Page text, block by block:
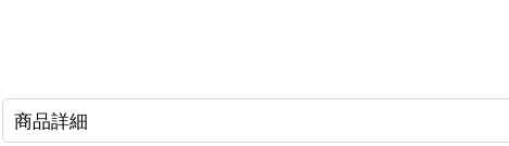
商品詳細